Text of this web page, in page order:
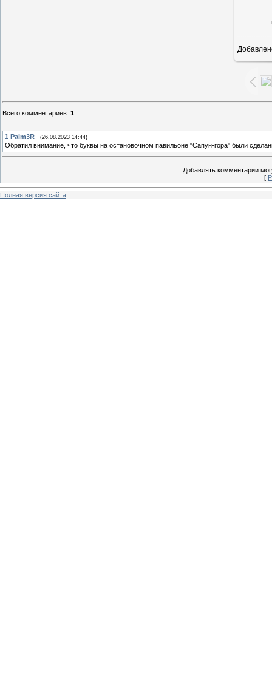
Всего комментариев: 1
1 Palm3R (26.08.2023 14:44)
Обратил внимание, что буквы на остановочном павильоне "Сапун-гора" были
Добавлять комментарии
[
Полная версия сайта